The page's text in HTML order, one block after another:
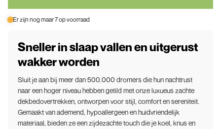
Er zijn nog maar 7 op voorraad
Sneller in slaap vallen en uitgerust
wakker worden
Sluit je aan bij meer dan 500.000 dromers die hun nachtrust
naar een hoger niveau hebben getild met onze luxueus zachte
dekbedovertrekken, ontworpen voor stijl, comfort en sereniteit.
Gemaakt van ademend, hypoallergeen en huidvriendelijk
materiaal, bieden ze een zijdezachte touch die je koel, knus en